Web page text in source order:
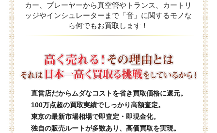
カー、プレーヤーから真空管やトランス、カートリ
ッジやインシュレーターまで「音」に関するモノな
ら何でもお買取します！
直営店だからムダなコストを省き買取価格に還元。
100万点超の買取実績でしっかり高額査定。
東京の最新市場相場で即査定・即現金化。
独自の販売ルートが多数あり、高価買取を実現。